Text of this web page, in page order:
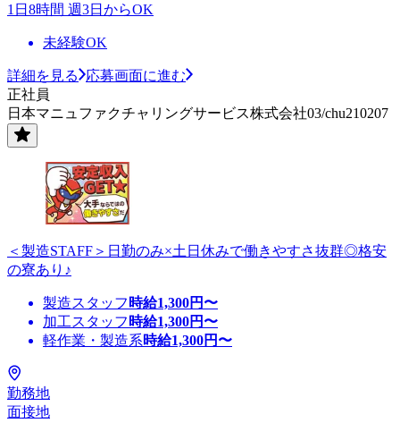
1日8時間 週3日からOK
未経験OK
詳細を見る
応募画面に進む
正社員
日本マニュファクチャリングサービス株式会社03/chu210207
＜製造STAFF＞日勤のみ×土日休みで働きやすさ抜群◎格安
の寮あり♪
製造スタッフ 時給1,300円〜
加工スタッフ 時給1,300円〜
軽作業・製造系時給1,300円〜
勤務地
面接地